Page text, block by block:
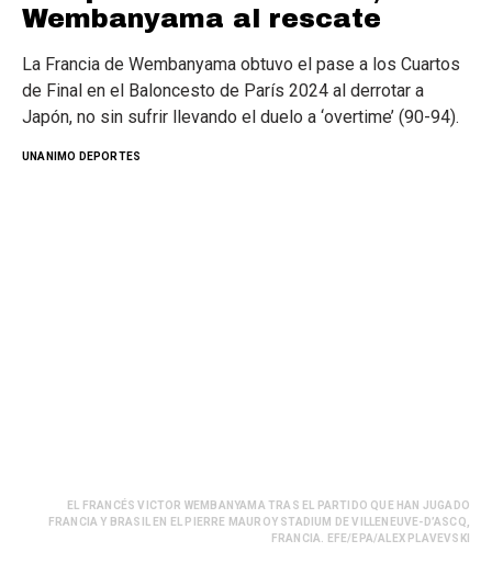
Wembanyama al rescate
La Francia de Wembanyama obtuvo el pase a los Cuartos
de Final en el Baloncesto de París 2024 al derrotar a
Japón, no sin sufrir llevando el duelo a ‘overtime’ (90-94).
UNANIMO DEPORTES
EL FRANCÉS VICTOR WEMBANYAMA TRAS EL PARTIDO QUE HAN JUGADO
FRANCIA Y BRASIL EN EL PIERRE MAUROY STADIUM DE VILLENEUVE-D’ASCQ,
FRANCIA. EFE/EPA/ALEX PLAVEVSKI